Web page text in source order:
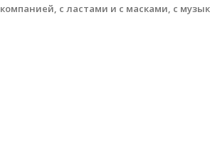
компанией, с ластами и с масками, с